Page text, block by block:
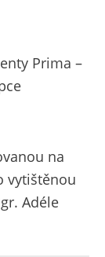
Prima –
na
vytištěnou
Adéle